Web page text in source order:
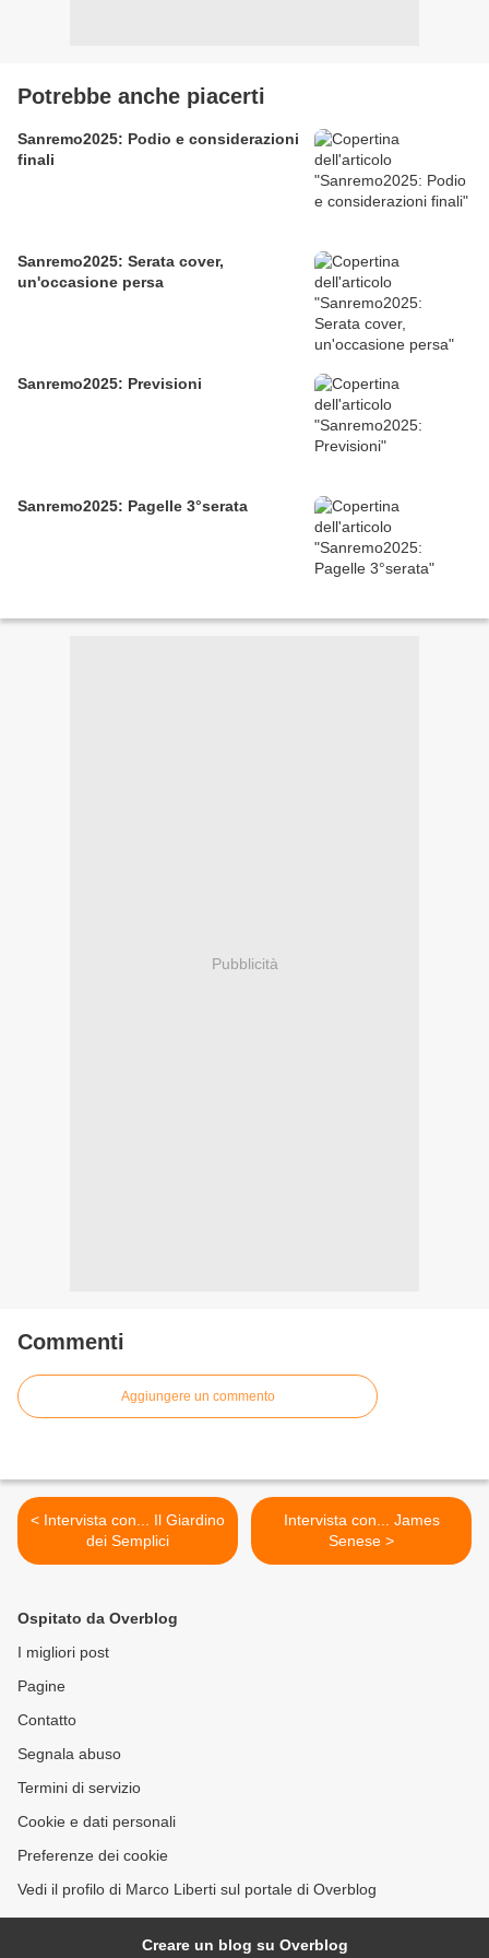
Potrebbe anche piacerti
Sanremo2025: Podio e considerazioni
finali
Sanremo2025: Serata cover,
un'occasione persa
Sanremo2025: Previsioni
Sanremo2025: Pagelle 3°serata
Pubblicità
Commenti
Aggiungere un commento
< Intervista con... Il Giardino
dei Semplici
Intervista con... James
Senese >
Ospitato da Overblog
I migliori post
Pagine
Contatto
Segnala abuso
Termini di servizio
Cookie e dati personali
Preferenze dei cookie
Vedi il profilo di Marco Liberti sul portale di Overblog
Creare un blog su Overblog